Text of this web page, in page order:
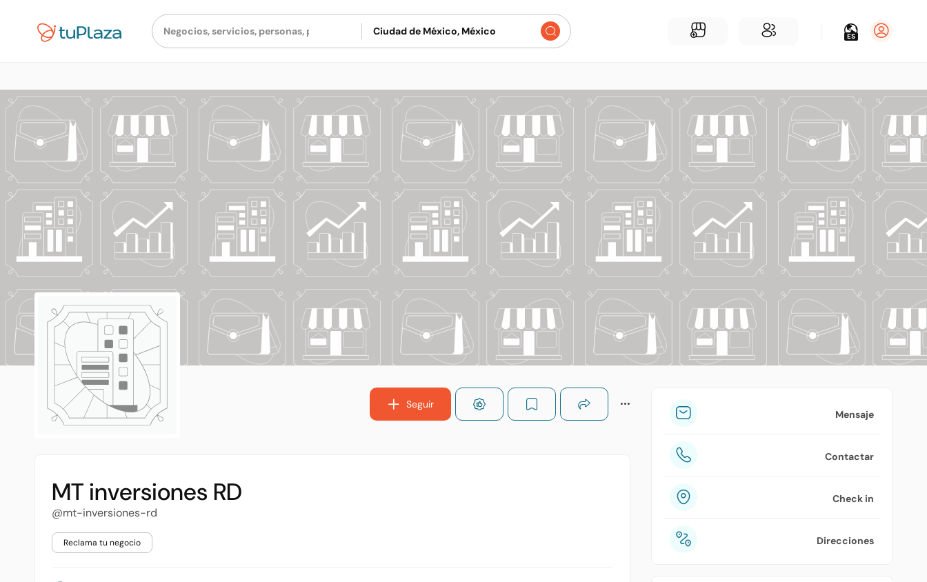
ES
Seguir
MT inversiones RD
@mt-inversiones-rd
Reclama tu negocio
Mensaje
Contactar
Check in
Direcciones
Para Negocios
Añadir un negocio
Encuentre empresas cerca de ti
Comunidad
Encuentra personas cerca de ti
tuPlaza
Acerca de nosotros